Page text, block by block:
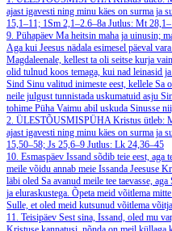
ajast igavesti ning minu käes on surma ja
15,1–11; 1Sm 2,1–2.6–8a Jutlus: Mt
9. Pühapäev Ma heitsin maha ja uinusin;
Aga kui Jeesus nädala esimesel päeval
Magdaleenale, kellest ta oli seitse kurja
olid tulnud koos temaga, kui nad leinasid
Sind Sinu valitud inimeste eest, kellele Sa
neile julgust tunnistada uskumatuid asju
tohime Püha Vaimu abil uskuda Sinusse
2. ÜLESTÕUSMISPÜHAKristus ütleb:
ajast igavesti ning minu käes on surma ja
15,50–58; Js 25,6–9 Jutlus: Lk 24,36–45
10. Esmaspäev Issand sõdib teie eest, aga
meile võidu annab meie Issanda Jeesuse
läbi oled Sa avanud meile tee taevasse,
ja eluraskustega. Õpeta meid võitlema
Sulle, et oled meid kutsunud võitlema
11. Teisipäev Sest sina, Issand, oled mu